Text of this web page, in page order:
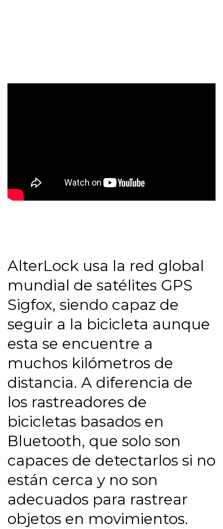
AlterLock usa la red global
mundial de satélites GPS
Sigfox, siendo capaz de
seguir a la bicicleta aunque
esta se encuentre a
muchos kilómetros de
distancia. A diferencia de
los rastreadores de
bicicletas basados en
Bluetooth, que solo son
capaces de detectarlos si no
están cerca y no son
adecuados para rastrear
objetos en movimientos.